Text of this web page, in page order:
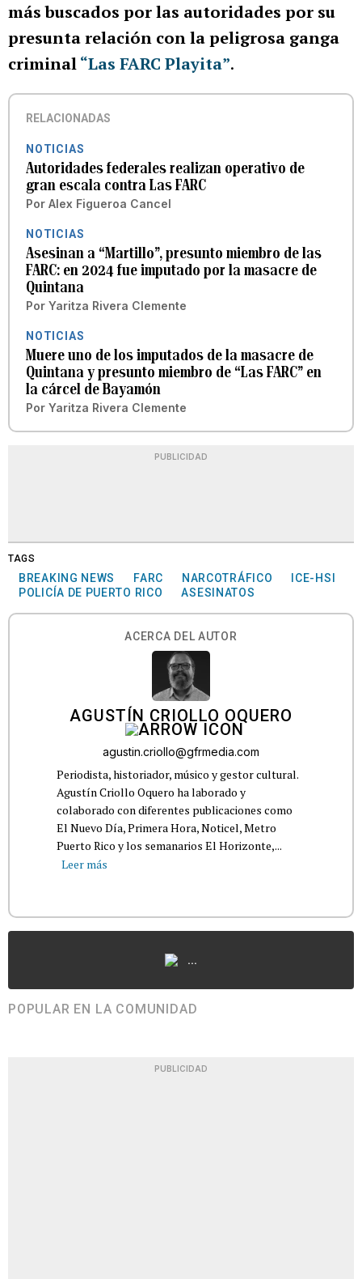
más buscados por las autoridades por su
presunta relación con la peligrosa ganga
criminal“Las FARC Playita”.
RELACIONADAS
NOTICIAS
Autoridades federales realizan operativo de
gran escala contra Las FARC
Por Alex Figueroa Cancel
NOTICIAS
Asesinan a “Martillo”, presunto miembro de las
FARC: en 2024 fue imputado por la masacre de
Quintana
Por Yaritza Rivera Clemente
NOTICIAS
Muere uno de los imputados de la masacre de
Quintana y presunto miembro de “Las FARC” en
la cárcel de Bayamón
Por Yaritza Rivera Clemente
PUBLICIDAD
TAGS
BREAKING NEWS FARC NARCOTRÁFICO
ICE-HSI
POLICÍA DE PUERTO RICO
ASESINATOS
ACERCA DEL AUTOR
AGUSTÍN CRIOLLO OQUERO
agustin.criollo@gfrmedia.com
Periodista, historiador, músico y gestor cultural.
Agustín Criollo Oquero ha laborado y
colaborado con diferentes publicaciones como
El Nuevo Día, Primera Hora, Noticel, Metro
Puerto Rico y los semanarios El Horizonte,...
Leer más
...
POPULAR EN LA COMUNIDAD
PUBLICIDAD